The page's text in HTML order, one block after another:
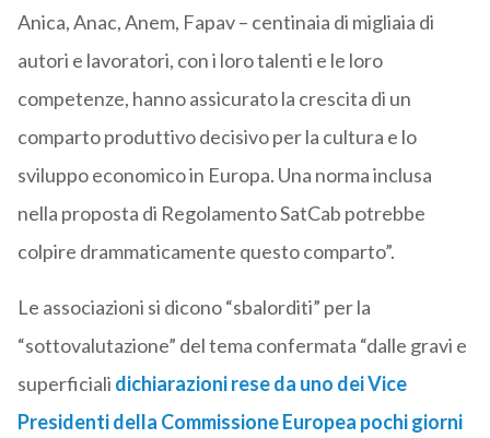
Anica, Anac, Anem, Fapav – centinaia di migliaia di
autori e lavoratori, con i loro talenti e le loro
competenze, hanno assicurato la crescita di un
comparto produttivo decisivo per la cultura e lo
sviluppo economico in Europa. Una norma inclusa
nella proposta di Regolamento SatCab potrebbe
colpire drammaticamente questo comparto”.
Le associazioni si dicono “sbalorditi” per la
“sottovalutazione” del tema confermata “dalle gravi e
superficiali dichiarazioni rese da uno dei Vice
Presidenti della Commissione Europea pochi giorni